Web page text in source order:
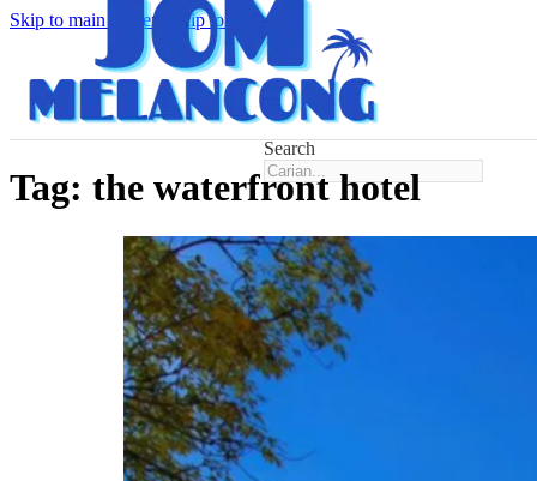
Skip to main content Skip to footer
Search
Tag: the waterfront hotel